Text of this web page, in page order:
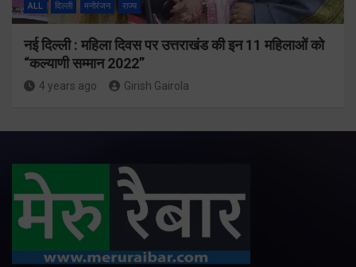
ALL दिल्ली मनोरंजन राज्य
नई दिल्ली : महिला दिवस पर उत्तराखंड की इन 11 महिलाओं को
“कल्याणी सम्मान 2022”
4 years ago Girish Gairola